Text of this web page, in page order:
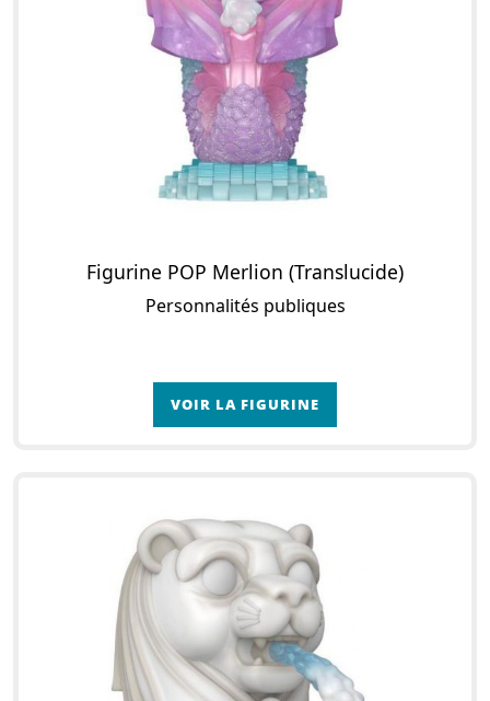
Figurine POP Merlion (Translucide)
Personnalités publiques
VOIR LA FIGURINE